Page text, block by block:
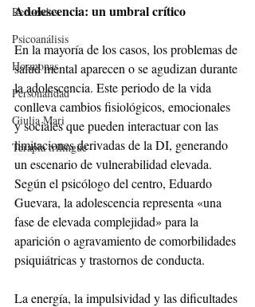
Recuerdos
Psicoanálisis
Hormonas
Personalidad
Giulia Mari
Terapia trilingüe
Adolescencia: un umbral crítico
En la mayoría de los casos, los problemas de
salud mental aparecen o se agudizan durante
la adolescencia. Este periodo de la vida
conlleva cambios fisiológicos, emocionales
y sociales que pueden interactuar con las
limitaciones derivadas de la DI, generando
un escenario de vulnerabilidad elevada.
Según el psicólogo del centro, Eduardo
Guevara, la adolescencia representa «una
fase de elevada complejidad» para la
aparición o agravamiento de comorbilidades
psiquiátricas y trastornos de conducta.
La energía, la impulsividad y las dificultades